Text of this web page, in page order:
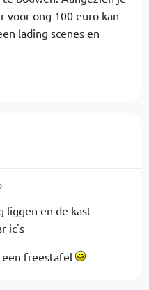
voor ong 100 euro kan
lading scenes en
liggen en de kast
ic's
freestafel